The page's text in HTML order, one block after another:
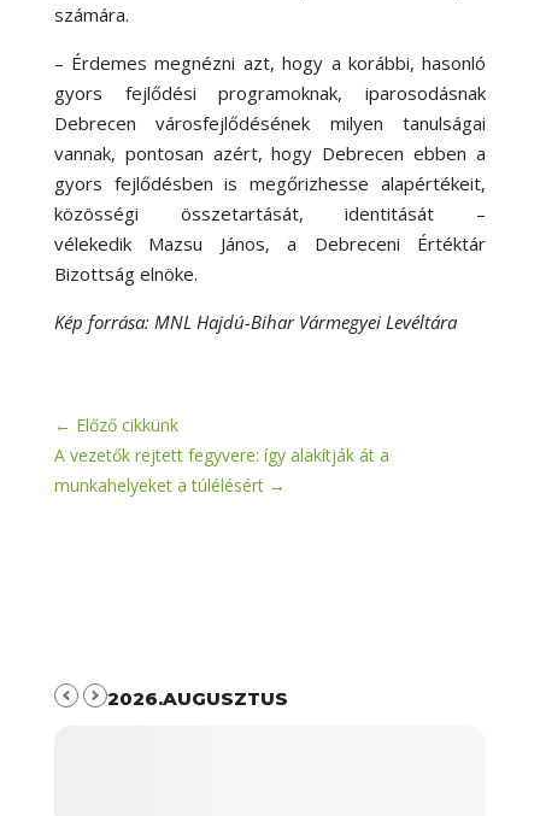
számára.
– Érdemes megnézni azt, hogy a korábbi, hasonló
gyors fejlődési programoknak, iparosodásnak
Debrecen városfejlődésének milyen tanulságai
vannak, pontosan azért, hogy Debrecen ebben a
gyors fejlődésben is megőrizhesse alapértékeit,
közösségi összetartását, identitását –
vélekedik Mazsu János, a Debreceni Értéktár
Bizottság elnöke.
Kép forrása: MNL Hajdú-Bihar Vármegyei Levéltára
← Előző cikkünk
A vezetők rejtett fegyvere: így alakítják át a
munkahelyeket a túlélésért→
2026.AUGUSZTUS